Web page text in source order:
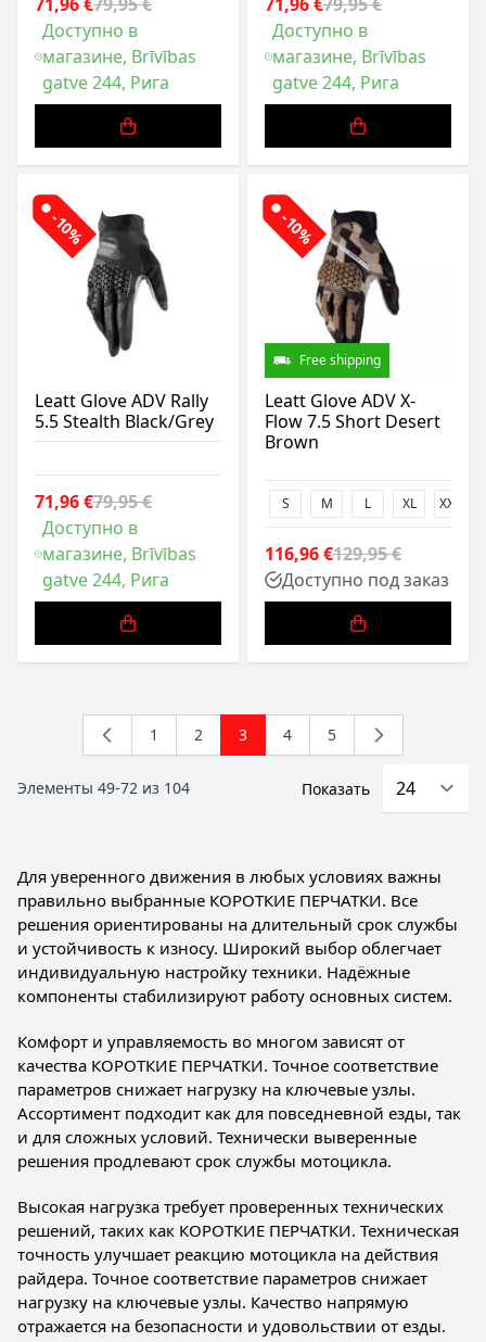
Доступно в
магазине, Brīvības
gatve 244, Рига
Доступно в
магазине, Brīvības
gatve 244, Рига
-10%
Leatt Glove ADV Rally
5.5 Stealth Black/Grey
71,96 €79,95 €
Доступно в
магазине, Brīvības
gatve 244, Рига
-10%
Free shipping
Leatt Glove ADV X-
Flow 7.5 Short Desert
Brown
S M L XL XXL
116,96 €129,95 €
Доступно под заказ
Элементы 49-72 из 104
Страница
1 Страница
2 You're currently reading page
3 Страница
4 Страница
5
Показать
Для уверенного движения в любых условиях важны
правильно выбранные КОРОТКИЕ ПЕРЧАТКИ. Все
решения ориентированы на длительный срок службы
и устойчивость к износу. Широкий выбор облегчает
индивидуальную настройку техники. Надёжные
компоненты стабилизируют работу основных систем.
Комфорт и управляемость во многом зависят от
качества КОРОТКИЕ ПЕРЧАТКИ. Точное соответствие
параметров снижает нагрузку на ключевые узлы.
Ассортимент подходит как для повседневной езды, так
и для сложных условий. Технически выверенные
решения продлевают срок службы мотоцикла.
Высокая нагрузка требует проверенных технических
решений, таких как КОРОТКИЕ ПЕРЧАТКИ. Техническая
точность улучшает реакцию мотоцикла на действия
райдера. Точное соответствие параметров снижает
нагрузку на ключевые узлы. Качество напрямую
отражается на безопасности и удовольствии от езды.